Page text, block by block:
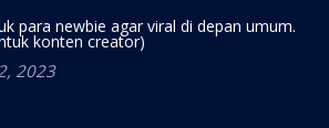
para newbie agar viral di depan umum.
konten creator)
2023